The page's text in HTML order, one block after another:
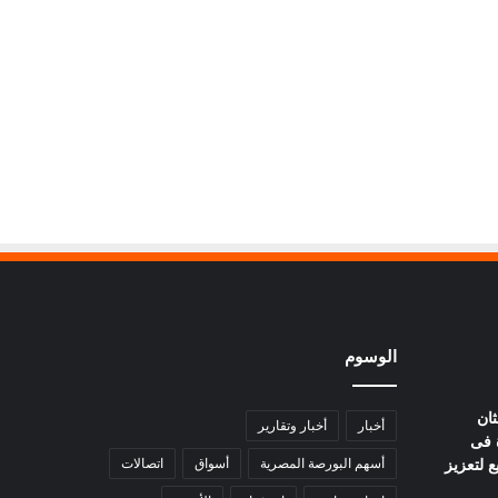
فى
لتعزيز
الوسوم
أخبار أخبار وتقارير
أسهم البورصة المصرية أسواق اتصالات